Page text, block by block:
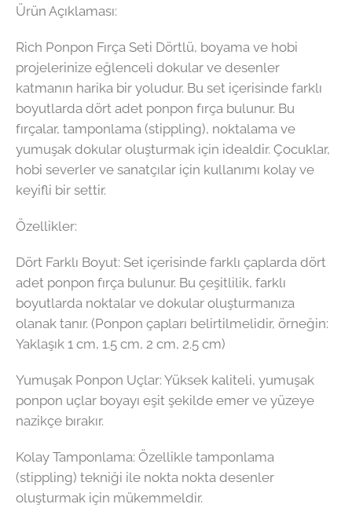
Ürün Açıklaması:
Rich Ponpon Fırça Seti Dörtlü, boyama ve hobi
projelerinize eğlenceli dokular ve desenler
katmanın harika bir yoludur. Bu set içerisinde farklı
boyutlarda dört adet ponpon fırça bulunur. Bu
fırçalar, tamponlama (stippling), noktalama ve
yumuşak dokular oluşturmak için idealdir. Çocuklar,
hobi severler ve sanatçılar için kullanımı kolay ve
keyifli bir settir.
Özellikler:
Dört Farklı Boyut: Set içerisinde farklı çaplarda dört
adet ponpon fırça bulunur. Bu çeşitlilik, farklı
boyutlarda noktalar ve dokular oluşturmanıza
olanak tanır. (Ponpon çapları belirtilmelidir, örneğin:
Yaklaşık 1 cm, 1.5 cm, 2 cm, 2.5 cm)
Yumuşak Ponpon Uçlar: Yüksek kaliteli, yumuşak
ponpon uçlar boyayı eşit şekilde emer ve yüzeye
nazikçe bırakır.
Kolay Tamponlama: Özellikle tamponlama
(stippling) tekniği ile nokta nokta desenler
oluşturmak için mükemmeldir.